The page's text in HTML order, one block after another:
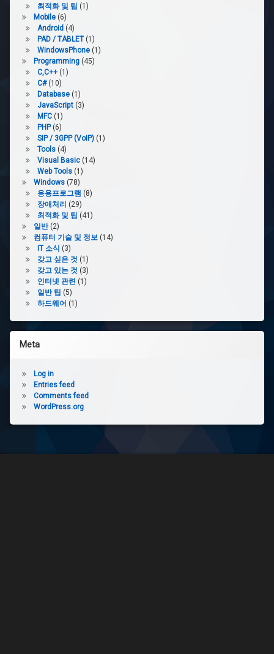
최적화 및 팁 (1)
Mobile(6)
Android(4)
PAD / TABLET(1)
WindowsPhone(1)
Programming(45)
C,C++(1)
C#(10)
Database(1)
JavaScript(3)
MFC(1)
PHP(6)
SIP / 3GPP (VoIP)(1)
Tools(4)
Visual Basic(14)
Web Tools(1)
Windows(78)
응용프로그램 (8)
장애처리 (29)
최적화 및 팁 (41)
일반(2)
컴퓨터 기술 및 정보 (14)
IT 소식 (3)
갖고 싶은 것 (1)
갖고 있는 것 (3)
인터넷 관련 (1)
일반 팁 (5)
하드웨어 (1)
Meta
Log in
Entries feed
Comments feed
WordPress.org